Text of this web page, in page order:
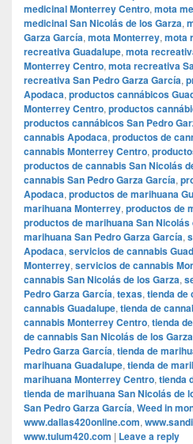
medicinal Monterrey Centro, mota
medicinal San Nicolás de los Garza,
Garza García, mota Monterrey, mota
recreativa Guadalupe, mota
Monterrey Centro, mota recreativa
recreativa San Pedro Garza García,
Apodaca, productos cannábicos
Monterrey Centro, productos
productos cannábicos San Pedro
cannabis Apodaca, productos de
cannabis Monterrey Centro,
productos de cannabis San Nicolás
cannabis San Pedro Garza García,
Apodaca, productos de marihuana
marihuana Monterrey, productos de
productos de marihuana San Nicolás
marihuana San Pedro Garza García,
Apodaca, servicios de cannabis
Monterrey, servicios de cannabis
cannabis San Nicolás de los Garza,
Pedro Garza García, texas, tienda de
cannabis Guadalupe, tienda de
cannabis Monterrey Centro, tienda
de cannabis San Nicolás de los Garza
Pedro Garza García, tienda de
marihuana Guadalupe, tienda de
marihuana Monterrey Centro, tienda
tienda de marihuana San Nicolás de
San Pedro Garza García, Weed in
www.dallas420online.com,
www.tulum420.com | Leave a reply